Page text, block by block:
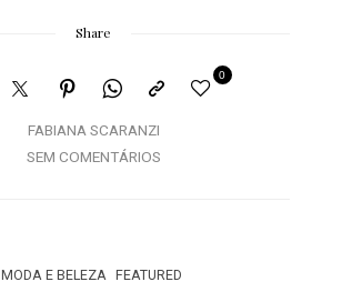
Share
FABIANA SCARANZI
0
SEM COMENTÁRIOS
MODA E BELEZA FEATURED